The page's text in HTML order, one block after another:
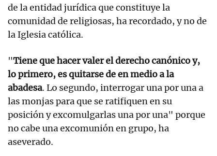
de la entidad jurídica que constituye la
comunidad de religiosas, ha recordado, y no de
la Iglesia católica.
"Tiene que hacer valer el derecho canónico y,
lo primero, es quitarse de en medio a la
abadesa. Lo segundo, interrogar una por una a
las monjas para que se ratifiquen en su
posición y excomulgarlas una por una" porque
no cabe una excomunión en grupo, ha
aseverado.